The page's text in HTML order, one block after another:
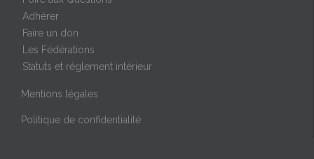
Adhérer
Faire un don
Les Fédérations
Statuts et réglement intérieur
Mentions légales
Politique de confidentialité